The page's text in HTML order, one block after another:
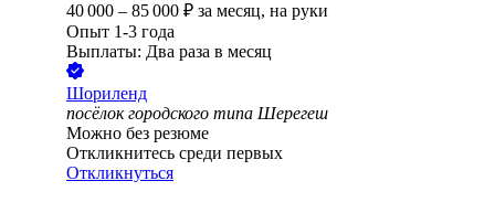
40 000 – 85 000 ₽ за месяц, на руки
Опыт 1-3 года
Выплаты: Два раза в месяц
Шориленд
посёлок городского типа Шерегеш
Можно без резюме
Откликнитесь среди первых
Откликнуться